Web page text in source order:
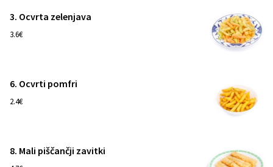
3. Ocvrta zelenjava
3.6€
6. Ocvrti pomfri
2.4€
8. Mali piščančji zavitki